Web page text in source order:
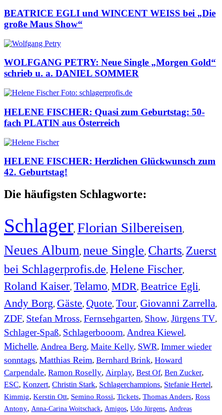
BEATRICE EGLI und WINCENT WEISS bei „Die
große Maus Show“
WOLFGANG PETRY: Neue Single „Morgen Gold“
schrieb u. a. DANIEL SOMMER
HELENE FISCHER: Quasi zum Geburtstag: 50-
fach PLATIN aus Österreich
HELENE FISCHER: Herzlichen Glückwunsch zum
42. Geburtstag!
Die häufigsten Schlagworte:
Schlager, Florian Silbereisen,
Neues Album, neue Single, Charts, Zuerst
bei Schlagerprofis.de, Helene Fischer,
Roland Kaiser, Telamo, MDR, Beatrice Egli,
Andy Borg, Gäste, Quote, Tour, Giovanni Zarrella,
ZDF, Stefan Mross, Fernsehgarten, Show, Jürgens TV,
Schlager-Spaß, Schlagerbooom, Andrea Kiewel,
Michelle, Andrea Berg, Maite Kelly, SWR, Immer wieder
sonntags, Matthias Reim, Bernhard Brink, Howard
Carpendale, Ramon Roselly, Airplay, Best Of, Ben Zucker,
ESC, Konzert, Christin Stark, Schlagerchampions, Stefanie Hertel,
Kimmig, Kerstin Ott, Semino Rossi, Tickets, Thomas Anders, Ross
Antony, Anna-Carina Woitschack, Amigos, Udo Jürgens, Andreas